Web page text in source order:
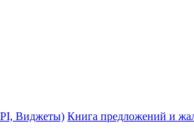
Виджеты) Книга предложений и